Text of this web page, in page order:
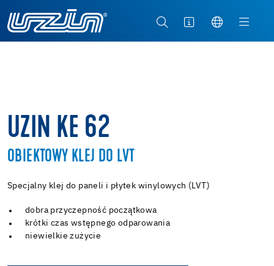
UZIN KE 62
OBIEKTOWY KLEJ DO LVT
Specjalny klej do paneli i płytek winylowych (LVT)
dobra przyczepność początkowa
krótki czas wstępnego odparowania
niewielkie zużycie